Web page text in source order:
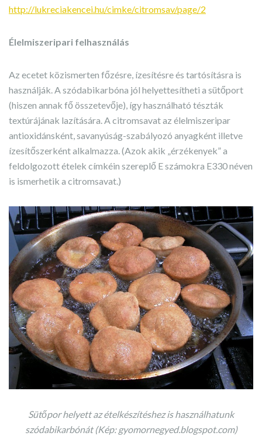
http://lukreciakencei.hu/cimke/citromsav/page/2
Élelmiszeripari felhasználás
Az ecetet közismerten főzésre, ízesítésre és tartósításra is
használják. A szódabikarbóna jól helyettesítheti a sütőport
(hiszen annak fő összetevője), így használható tészták
textúrájának lazítására. A citromsavat az élelmiszeripar
antioxidánsként, savanyúság-szabályozó anyagként illetve
ízesítőszerként alkalmazza. (Azok akik „érzékenyek” a
feldolgozott ételek címkéin szereplő E számokra E330 néven
is ismerhetik a citromsavat.)
Sütőpor helyett az ételkészítéshez is használhatunk
szódabikarbónát (Kép: gyomornegyed.blogspot.com)